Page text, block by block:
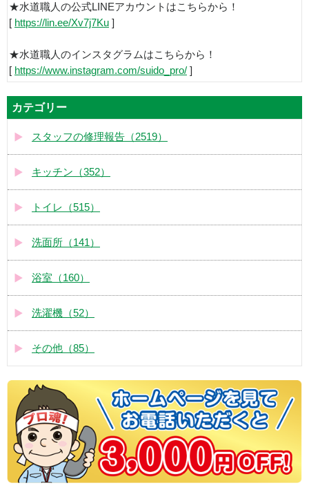
★水道職人の公式LINEアカウントはこちらから！
[ https://lin.ee/Xv7j7Ku ]
★水道職人のインスタグラムはこちらから！
[ https://www.instagram.com/suido_pro/ ]
カテゴリー
スタッフの修理報告（2519）
キッチン（352）
トイレ（515）
洗面所（141）
浴室（160）
洗濯機（52）
その他（85）